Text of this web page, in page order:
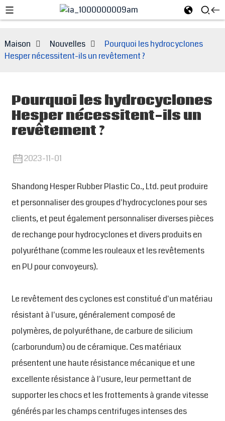
Maison Nouvelles
Pourquoi les hydrocyclones
Hesper nécessitent-ils un revêtement ?
Pourquoi les hydrocyclones
Hesper nécessitent-ils un
revêtement ?
2023-11-01
Shandong Hesper Rubber Plastic Co., Ltd. peut produire
et personnaliser des groupes d'hydrocyclones pour ses
clients, et peut également personnaliser diverses pièces
de rechange pour hydrocyclones et divers produits en
polyuréthane (comme les rouleaux et les revêtements
en PU pour convoyeurs).
Le revêtement des cyclones est constitué d'un matériau
résistant à l'usure, généralement composé de
polymères, de polyuréthane, de carbure de silicium
(carborundum) ou de céramique. Ces matériaux
présentent une haute résistance mécanique et une
excellente résistance à l'usure, leur permettant de
supporter les chocs et les frottements à grande vitesse
générés par les champs centrifuges intenses des